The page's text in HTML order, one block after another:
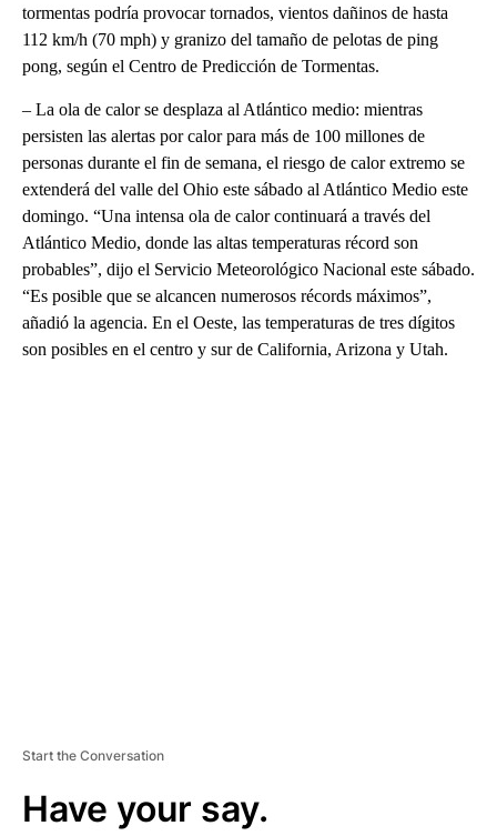
tormentas podría provocar tornados, vientos dañinos de hasta
112 km/h (70 mph) y granizo del tamaño de pelotas de ping
pong, según el Centro de Predicción de Tormentas.
– La ola de calor se desplaza al Atlántico medio: mientras
persisten las alertas por calor para más de 100 millones de
personas durante el fin de semana, el riesgo de calor extremo se
extenderá del valle del Ohio este sábado al Atlántico Medio este
domingo. “Una intensa ola de calor continuará a través del
Atlántico Medio, donde las altas temperaturas récord son
probables”, dijo el Servicio Meteorológico Nacional este sábado.
“Es posible que se alcancen numerosos récords máximos”,
añadió la agencia. En el Oeste, las temperaturas de tres dígitos
son posibles en el centro y sur de California, Arizona y Utah.
Start the Conversation
Have your say.